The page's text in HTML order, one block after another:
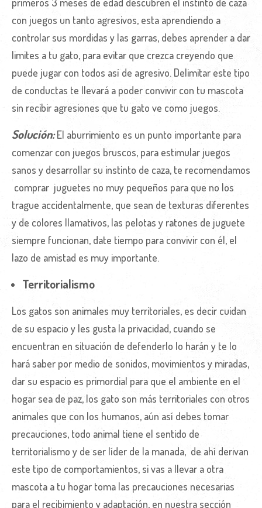
con juegos un tanto agresivos, esta aprendiendo a
controlar sus mordidas y las garras, debes aprender a dar
limites a tu gato, para evitar que crezca creyendo que
puede jugar con todos así de agresivo. Delimitar este tipo
de conductas te llevará a poder convivir con tu mascota
sin recibir agresiones que tu gato ve como juegos.
Solución:El aburrimiento es un punto importante para
comenzar con juegos bruscos, para estimular juegos
sanos y desarrollar su instinto de caza, te recomendamos
comprar juguetes no muy pequeños para que no los
trague accidentalmente, que sean de texturas diferentes
y de colores llamativos, las pelotas y ratones de juguete
siempre funcionan, date tiempo para convivir con él, el
lazo de amistad es muy importante.
Territorialismo
Los gatos son animales muy territoriales, es decir cuidan
de su espacio y les gusta la privacidad, cuando se
encuentran en situación de defenderlo lo harán y te lo
hará saber por medio de sonidos, movimientos y miradas,
dar su espacio es primordial para que el ambiente en el
hogar sea de paz, los gato son más territoriales con otros
animales que con los humanos, aún así debes tomar
precauciones, todo animal tiene el sentido de
territorialismo y de ser líder de la manada, de ahí derivan
este tipo de comportamientos, si vas a llevar a otra
mascota a tu hogar toma las precauciones necesarias
para el recibimiento y adaptación, en nuestra sección